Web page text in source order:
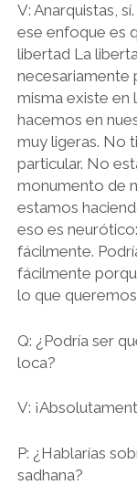
V: Anarquistas,
ese enfoque es
libertad La
necesariamente
misma existe en
hacemos en
muy ligeras. No
particular. No
monumento de
estamos
eso es
fácilmente.
fácilmente
lo que
Q: ¿Podría ser
loca?
V:
P: ¿Hablarías
sadhana?